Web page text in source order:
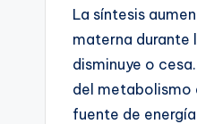
La síntesis
materna durante
disminuye o
del metabolismo
fuente de